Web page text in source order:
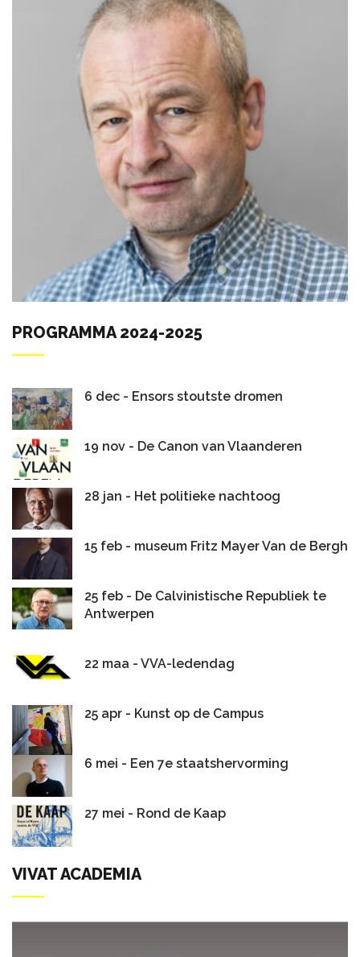
PROGRAMMA 2024-2025
6 dec - Ensors stoutste dromen
19 nov - De Canon van Vlaanderen
28 jan - Het politieke nachtoog
15 feb - museum Fritz Mayer Van de Bergh
25 feb - De Calvinistische Republiek te
Antwerpen
22 maa - VVA-ledendag
25 apr - Kunst op de Campus
6 mei - Een 7e staatshervorming
27 mei - Rond de Kaap
VIVAT ACADEMIA